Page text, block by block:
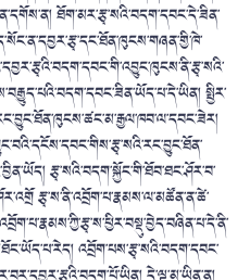
ཐོག་མར་རྩྭ་སའི་བདག་དབང་དེ་ཟིན་
སྤྱིར་
རྩྭ་སའི་བདག་སྐྱོང་གི་ཐོབ་ཐང་ཤོར་བ་
རྩྭ་ས་ནི་འབྲོག་པ་རྣམས་ལ་མཚོན་ན་ཚེ་
འབྲོག་པས་རྩྭ་སའི་བདག་དབང་